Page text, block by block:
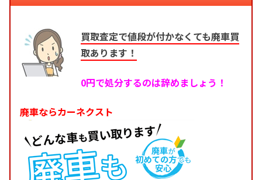
買取査定で値段が付かなくても廃車買
取あります！
0円で処分するのは辞めましょう！
廃車ならカーネクスト